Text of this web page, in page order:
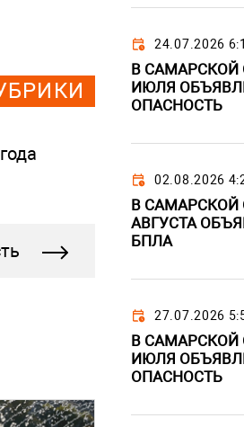
24.07.2026
В САМАРСКОЙ
ИЮЛЯ
ОПАСНОСТЬ
02.08.2026
В САМАРСКОЙ
АВГУСТА
БПЛА
27.07.2026
В САМАРСКОЙ
ИЮЛЯ
ОПАСНОСТЬ